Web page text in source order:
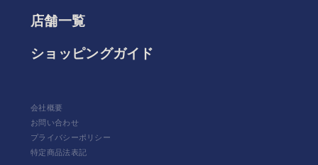
店舗一覧
ショッピングガイド
会社概要
お問い合わせ
プライバシーポリシー
特定商品法表記